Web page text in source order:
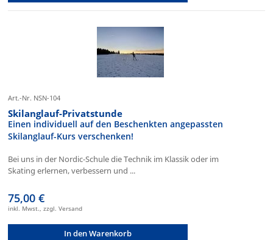
Art.-Nr. NSN-104
Skilanglauf-Privatstunde
Einen individuell auf den Beschenkten angepassten
Skilanglauf-Kurs verschenken!
Bei uns in der Nordic-Schule die Technik im Klassik oder im
Skating erlernen, verbessern und ...
75,00 €
inkl. Mwst., zzgl. Versand
In den Warenkorb